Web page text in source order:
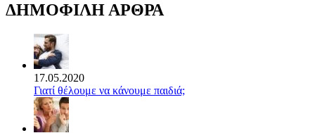
ΔΗΜΟΦΙΛΗ ΑΡΘΡΑ
17.05.2020
Γιατί θέλουμε να κάνουμε παιδιά;